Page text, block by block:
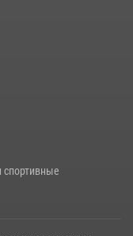
навыки
спортивные